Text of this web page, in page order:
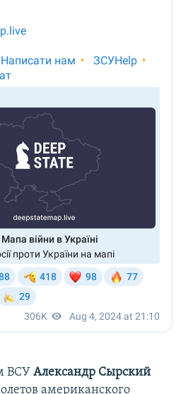
ВСУ Александр Сырский
американского